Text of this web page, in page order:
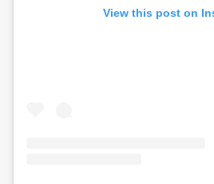
View this post on